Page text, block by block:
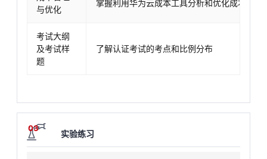
与优化
掌握利用华为云成本工具分析和优化成本
考试大纲
及考试样
题
了解认证考试的考点和比例分布
03
实验练习